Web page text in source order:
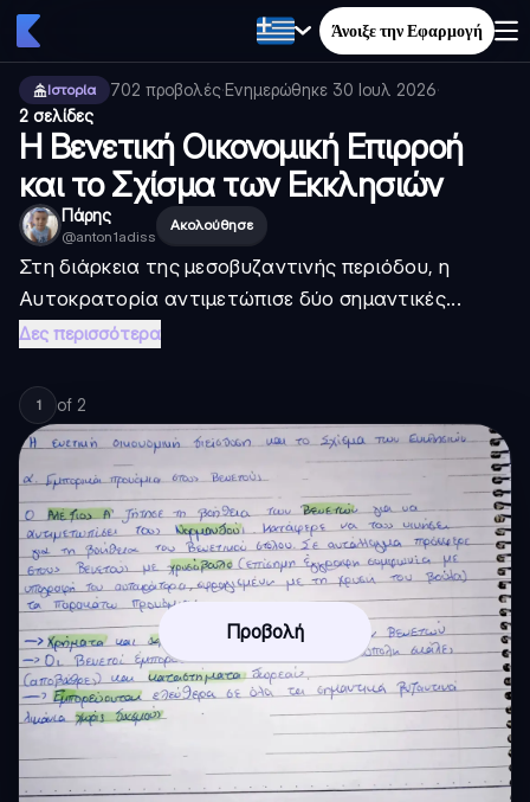
Άνοιξε την Εφαρμογή
Ιστορία 702 προβολές·Ενημερώθηκε 30 Ιουλ 2026·
2 σελίδες
Η Βενετική Οικονομική Επιρροή
και το Σχίσμα των Εκκλησιών
Πάρης
@anton1adiss
Ακολούθησε
Στη διάρκεια της μεσοβυζαντινής περιόδου, η
Αυτοκρατορία αντιμετώπισε δύο σημαντικές...
Δες περισσότερα
1 of 2
Προβολή